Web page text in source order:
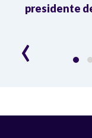
presidente
‹